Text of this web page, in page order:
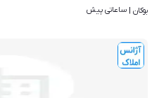
بوکان | ساعاتی پیش